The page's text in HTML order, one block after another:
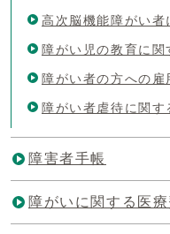
高次脳機能障がい者
障がい児の教育に関
障がい者の方への
障がい者虐待に関す
障害者手帳
障がいに関する医